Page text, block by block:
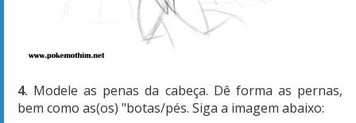
4. Modele as penas da cabeça. Dê forma as pernas,
bem como as(os) "botas/pés. Siga a imagem abaixo: